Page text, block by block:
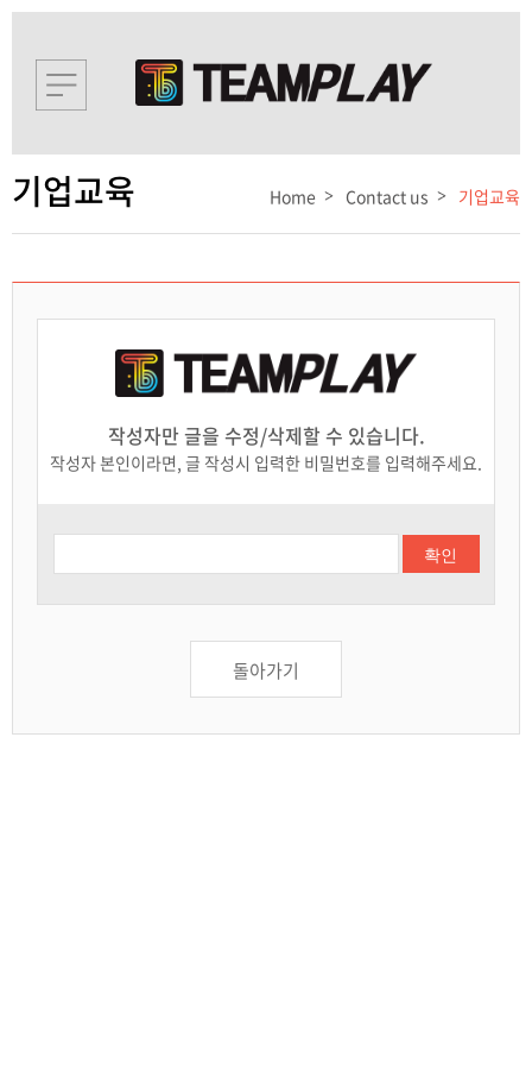
기업교육 Home Contact us 기업교육
작성자만 글을 수정/삭제할 수 있습니다.
작성자 본인이라면, 글 작성시 입력한 비밀번호를 입력해주세요.
확인
돌아가기